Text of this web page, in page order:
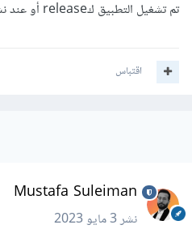
تم تشغيل التطبيق كrelease أو عند نشر التطبيق
اقتباس
Mustafa Suleiman
نشر3 مايو 2023